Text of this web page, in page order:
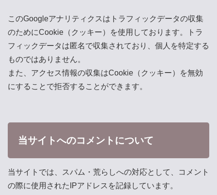
このGoogleアナリティクスはトラフィックデータの収集
のためにCookie（クッキー）を使用しております。トラ
フィックデータは匿名で収集されており、個人を特定する
ものではありません。
また、アクセス情報の収集はCookie（クッキー）を無効
にすることで拒否することができます。
当サイトへのコメントについて
当サイトでは、スパム・荒らしへの対応として、コメント
の際に使用されたIPアドレスを記録しています。